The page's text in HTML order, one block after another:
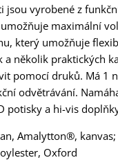
jsou vyrobené z
maximální
který umožňuje
několik praktických
pomocí druků. Má 1
odvětrávání.
potisky a hi-vis
Amalytton®,
Oxford